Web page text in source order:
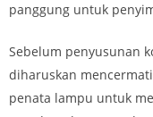
panggung untuk
Sebelum penyusunan
diharuskan
penata lampu untuk